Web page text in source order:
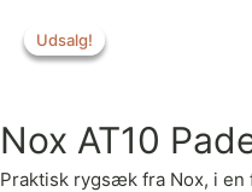
indholdet
Udsalg!
Nox AT10
Praktisk rygsæk fra Nox, i
Udsalg!
Udsalg!